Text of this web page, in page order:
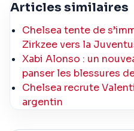
Articles similaires
Chelsea tente de
Zirkzee vers la
Xabi Alonso : un
panser les blessures
Chelsea recrute
argentin